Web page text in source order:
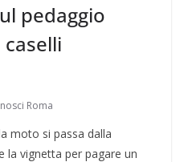
pedaggio
Roma
moto si passa dalla
la vignetta per pagare un